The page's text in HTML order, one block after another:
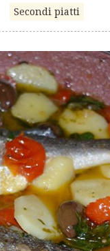
Secondi piatti